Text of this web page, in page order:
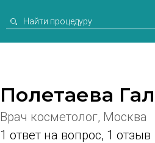
Полетаева
Врач косметолог, Москва
1 ответ на вопрос, 1 отзыв